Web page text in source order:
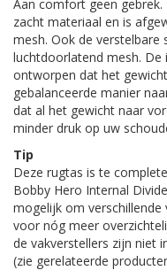
Aan comfort geen
zacht materiaal en is
mesh. Ook de verstelbare
luchtdoorlatend mesh. De
ontworpen dat het
gebalanceerde manier
dat al het gewicht naar
minder druk op uw
Tip
Deze rugtas is te
Bobby Hero Internal
mogelijk om verschillende
voor nóg meer
de vakverstellers zijn niet
(zie gerelateerde